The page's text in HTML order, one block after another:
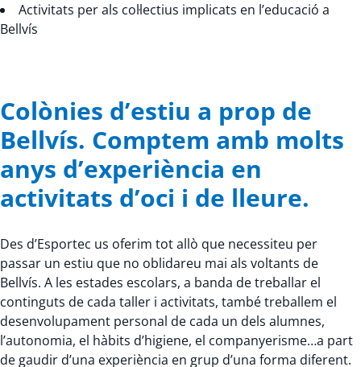
Activitats per als col·lectius implicats en l’educació a
Bellvís
Colònies d’estiu a prop de
Bellvís. Comptem amb molts
anys d’experiència en
activitats d’oci i de lleure.
Des d’Esportec us oferim tot allò que necessiteu per
passar un estiu que no oblidareu mai als voltants de
Bellvís. A les estades escolars, a banda de treballar el
continguts de cada taller i activitats, també treballem el
desenvolupament personal de cada un dels alumnes,
l’autonomia, el hàbits d’higiene, el companyerisme…a part
de gaudir d’una experiència en grup d’una forma diferent.